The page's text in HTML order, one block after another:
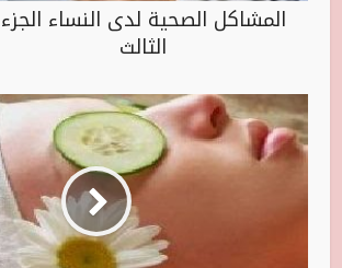
المشاكل الصحية لدى النساء الجزء
الثالث